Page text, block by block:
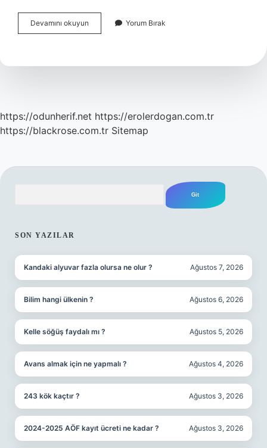
Devamını okuyun
Almak
Gevreği
Yorum Bırak
https://odunherif.net https://erolerdogan.com.tr
https://blackrose.com.tr Sitemap
SON YAZILAR
Kandaki alyuvar fazla olursa ne olur ? Ağustos 7, 2026
Bilim hangi ülkenin ? Ağustos 6, 2026
Kelle söğüş faydalı mı ? Ağustos 5, 2026
Avans almak için ne yapmalı ? Ağustos 4, 2026
243 kök kaçtır ? Ağustos 3, 2026
2024-2025 AÖF kayıt ücreti ne kadar ? Ağustos 3, 2026